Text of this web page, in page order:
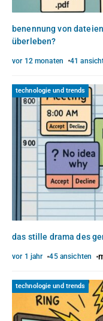
benennung von
überleben?
vor 12 monaten 41
technologie und trends
das stille drama des
vor 1 jahr 45 ansichten
technologie und trends